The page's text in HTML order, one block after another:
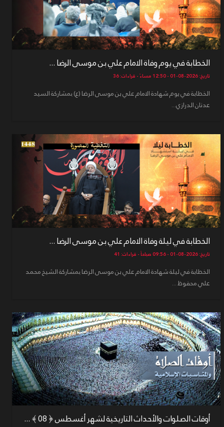
الخطابة في يوم وفاة الامام علي بن موسى الرضا ...
تاريخ: 2026-08-01 - 12:50 مساءً - قراءات: 36
الخطابة في يوم شهادة الامام علي بن موسى الرضا (ع) بمشاركة السيد
عدنان الدرازي...
الخطابة في ليلة وفاة الامام علي بن موسى الرضا ...
تاريخ: 2026-08-01 - 09:56 صباحاً - قراءات: 41
الخطابة في ليلة شهادة الامام علي بن موسى الرضا بمشاركة الشيخ محمد
علي محفوظ ...
أوقات الصلوات والأحداث التاريخية لشهر أغسطس ﴿ 08 ﴾ ...